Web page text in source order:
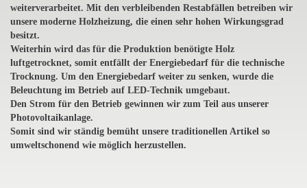
weiterverarbeitet. Mit den verbleibenden Restabfällen betreiben wir
unsere moderne Holzheizung, die einen sehr hohen Wirkungsgrad
besitzt.
Weiterhin wird das für die Produktion benötigte Holz
luftgetrocknet, somit entfällt der Energiebedarf für die technische
Trocknung. Um den Energiebedarf weiter zu senken, wurde die
Beleuchtung im Betrieb auf LED-Technik umgebaut.
Den Strom für den Betrieb gewinnen wir zum Teil aus unserer
Photovoltaikanlage.
Somit sind wir ständig bemüht unsere traditionellen Artikel so
umweltschonend wie möglich herzustellen.